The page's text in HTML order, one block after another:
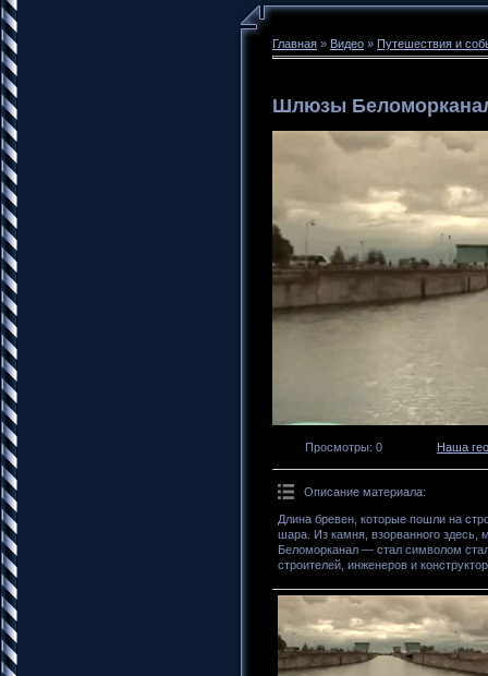
Главная » Видео » Путешествия и
Шлюзы
Просмотры: 0 Наша
Описание материала:
Длина бревен, которые пошли на
шара. Из камня, взорванного
Беломорканал — стал символом
строителей, инженеров и